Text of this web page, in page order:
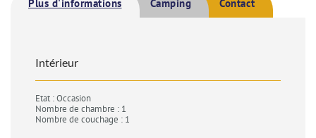
Plus d'informations Camping Contact
Intérieur
Etat : Occasion
Nombre de chambre : 1
Nombre de couchage : 1